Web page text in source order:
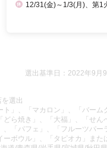
12/31(金)～1/3(月)、第1火曜日[1月・5月・12月は営
選出基準日：2022年9月
選出
」、「マカロン」、「バー
どら焼き」、「大福」、「せ
、「パフェ」、「フルーツパ
ボウル」、「タピオカ」また